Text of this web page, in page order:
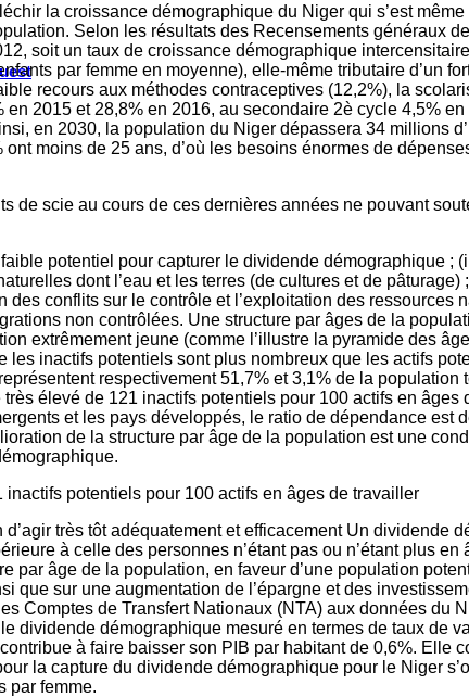
la croissance démographique du Niger qui s’est
Selon les résultats des Recensements généraux
soit un taux de croissance démographique
par femme en moyenne), elle-même tributaire d’un
recours aux méthodes contraceptives (12,2%), la
2015 et 28,8% en 2016, au secondaire 2è cycle 4,5%
en 2030, la population du Niger dépassera 34 millions
moins de 25 ans, d’où les besoins énormes de
de scie au cours de ces dernières années ne pouvant
potentiel pour capturer le dividende démographique ;
dont l’eau et les terres (de cultures et de
des conflits sur le contrôle et l’exploitation des
non contrôlées. Une structure par âges de la
extrêmement jeune (comme l’illustre la pyramide des
les inactifs potentiels sont plus nombreux que les actifs
respectivement 51,7% et 3,1% de la
élevé de 121 inactifs potentiels pour 100 actifs en âges
et les pays développés, le ratio de dépendance est
de la structure par âge de la population est une
inactifs potentiels pour 100 actifs en âges de travailler
très tôt adéquatement et efficacement Un dividende
à celle des personnes n’étant pas ou n’étant plus
par âge de la population, en faveur d’une population
que sur une augmentation de l’épargne et des
Comptes de Transfert Nationaux (NTA) aux données du
dividende démographique mesuré en termes de taux de
à faire baisser son PIB par habitant de 0,6%. Elle
la capture du dividende démographique pour le Niger
par femme.